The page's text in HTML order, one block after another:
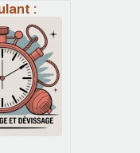
:
bien
poser